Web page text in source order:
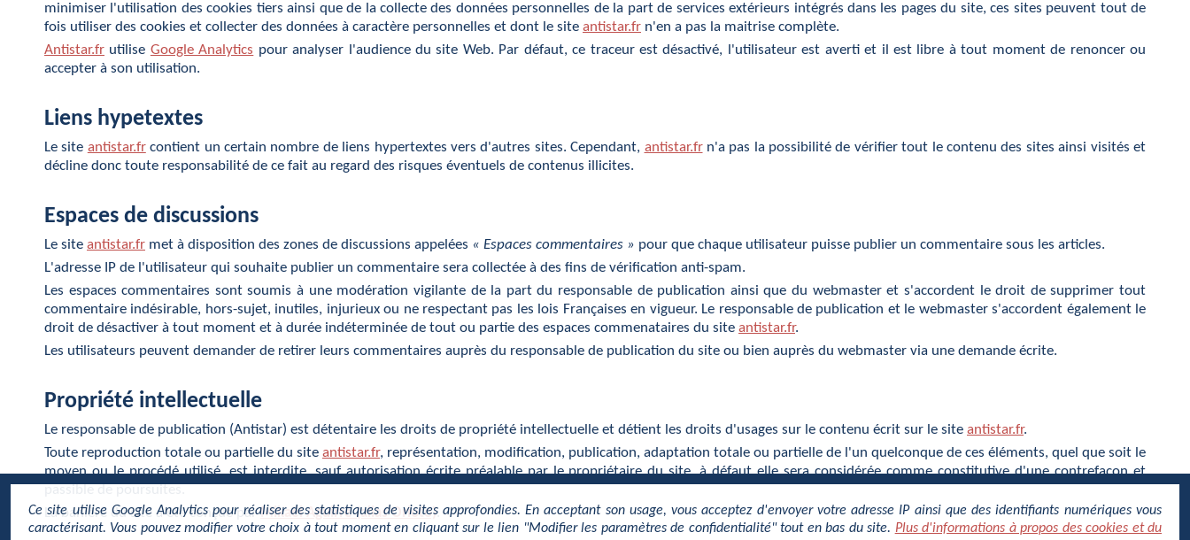
minimiser l'utilisation des cookies tiers ainsi que de la collecte des données personnelles de la part de services extérieurs intégrés dans les pages du site, ces sites peuvent tout de
fois utiliser des cookies et collecter des données à caractère personnelles et dont le site antistar.fr n'en a pas la maitrise complète.
Antistar.fr utilise Google Analytics pour analyser l'audience du site Web. Par défaut, ce traceur est désactivé, l'utilisateur est averti et il est libre à tout moment de renoncer ou
accepter à son utilisation.
Liens hypetextes
Le site antistar.frcontient un certain nombre de liens hypertextes vers d'autres sites. Cependant, antistar.frn'a pas la possibilité de vérifier tout le contenu des sites ainsi visités et
décline donc toute responsabilité de ce fait au regard des risques éventuels de contenus illicites.
Espaces de discussions
Le site antistar.fr met à disposition des zones de discussions appelées « Espaces commentaires » pour que chaque utilisateur puisse publier un commentaire sous les articles.
L'adresse IP de l'utilisateur qui souhaite publier un commentaire sera collectée à des fins de vérification anti-spam.
Les espaces commentaires sont soumis à une modération vigilante de la part du responsable de publication ainsi que du webmaster et s'accordent le droit de supprimer tout
commentaire indésirable, hors-sujet, inutiles, injurieux ou ne respectant pas les lois Françaises en vigueur. Le responsable de publication et le webmaster s'accordent également le
droit de désactiver à tout moment et à durée indéterminée de tout ou partie des espaces commenataires du site antistar.fr.
Les utilisateurs peuvent demander de retirer leurs commentaires auprès du responsable de publication du site ou bien auprès du webmaster via une demande écrite.
Propriété intellectuelle
Le responsable de publication (Antistar) est détentaire les droits de propriété intellectuelle et détient les droits d'usages sur le contenu écrit sur le site antistar.fr.
Toute reproduction totale ou partielle du site antistar.fr, représentation, modification, publication, adaptation totale ou partielle de l'un quelconque de ces éléments, quel que soit le
moyen ou le procédé utilisé, est interdite, sauf autorisation écrite préalable par le propriétaire du site, à défaut elle sera considérée comme constitutive d'une contrefaçon et
La banière du site a été conçue parMikaël Aguirre (alias Orioto).
Ce site utilise Google Analytics pour réaliser des statistiques de visites approfondies. En acceptant son usage, vous acceptez d'envoyer votre adresse IP ainsi que des identifiants numériques vous
caractérisant. Vous pouvez modifier votre choix à tout moment en cliquant sur le lien "Modifier les paramètres de confidentialité" tout en bas du site. Plus d'informations à propos des cookies et du